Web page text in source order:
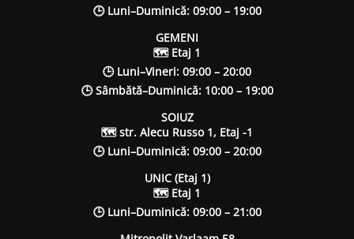
🕒 Luni–Duminică: 09:00 – 19:00
GEMENI
🗺 Etaj 1
🕒 Luni–Vineri: 09:00 – 20:00
🕒 Sâmbătă–Duminică: 10:00 – 19:00
SOIUZ
🗺 str. Alecu Russo 1, Etaj -1
🕒 Luni–Duminică: 09:00 – 20:00
UNIC (Etaj 1)
🗺 Etaj 1
🕒 Luni–Duminică: 09:00 – 21:00